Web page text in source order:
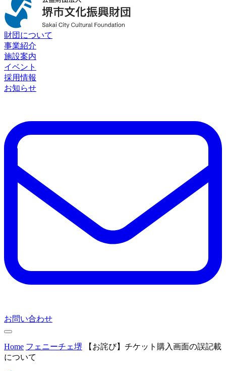
財団について
事業紹介
施設案内
イベント
採用情報
お知らせ
お問い合わせ
Home フェニーチェ堺
【お詫び】チケット購入画面の誤記載
について